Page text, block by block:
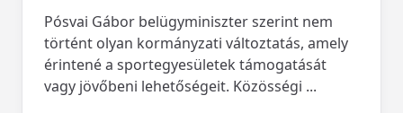
Pósvai Gábor belügyminiszter szerint nem
történt olyan kormányzati változtatás, amely
érintené a sportegyesületek támogatását
vagy jövőbeni lehetőségeit. Közösségi ...